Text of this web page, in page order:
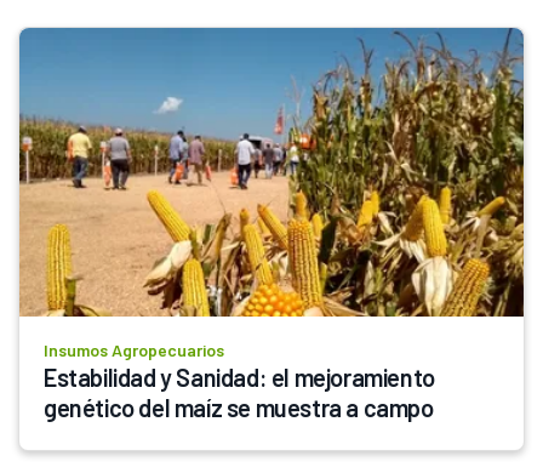
Insumos Agropecuarios
Estabilidad y Sanidad: el mejoramiento
genético del maíz se muestra a campo